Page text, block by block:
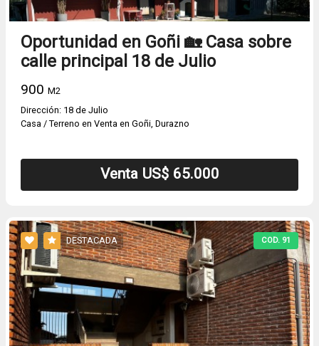
Oportunidad en Goñi 🏡 Casa sobre
calle principal 18 de Julio
900 M2
Dirección: 18 de Julio
Casa / Terreno en Venta en Goñi, Durazno
Venta US$ 65.000
DESTACADA COD. 91